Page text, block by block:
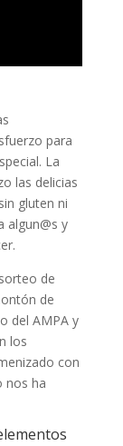
para
La
las delicias
gluten ni
algun@s y
de
de
del AMPA y
los
con
nos ha